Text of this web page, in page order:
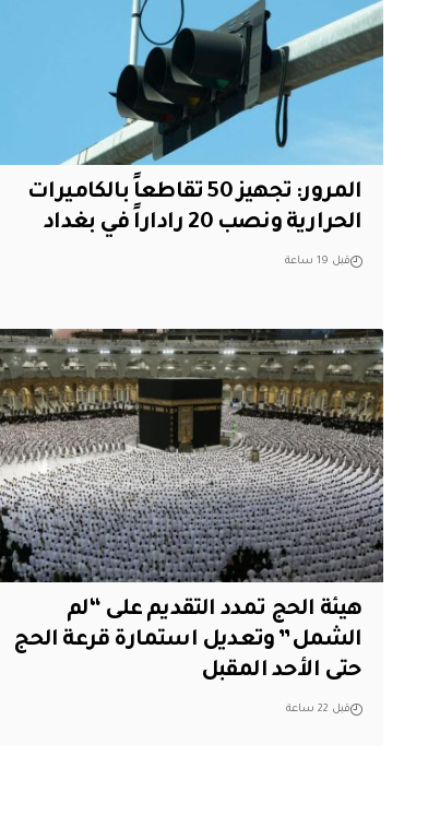
المرور: تجهيز 50 تقاطعاً بالكاميرات
الحرارية ونصب 20 راداراً في بغداد
قبل 19 ساعة
هيئة الحج تمدد التقديم على “لم
الشمل” وتعديل استمارة قرعة الحج
حتى الأحد المقبل
قبل 22 ساعة